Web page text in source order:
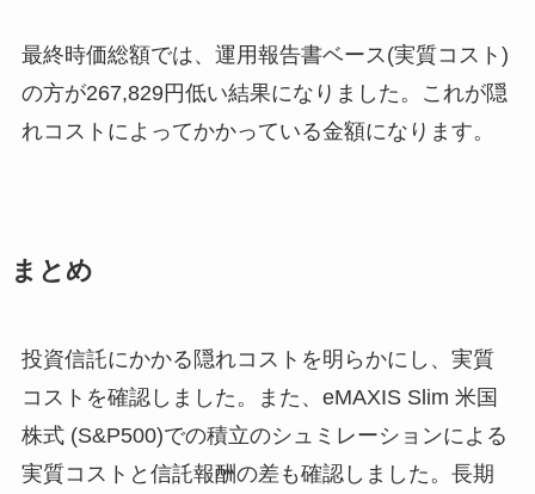
最終時価総額では、運用報告書ベース(実質コスト)
の方が267,829円低い結果になりました。これが隠
れコストによってかかっている金額になります。
まとめ
投資信託にかかる隠れコストを明らかにし、実質
コストを確認しました。また、eMAXIS Slim 米国
株式 (S&P500)での積立のシュミレーションによる
実質コストと信託報酬の差も確認しました。長期